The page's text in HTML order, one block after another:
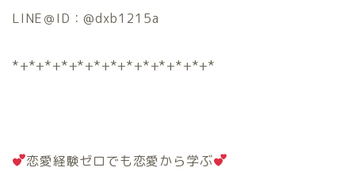
LINE＠ID：@dxb1215a
*+*+*+*+*+*+*+*+*+*+*+*+*
恋愛経験ゼロでも恋愛から学ぶ